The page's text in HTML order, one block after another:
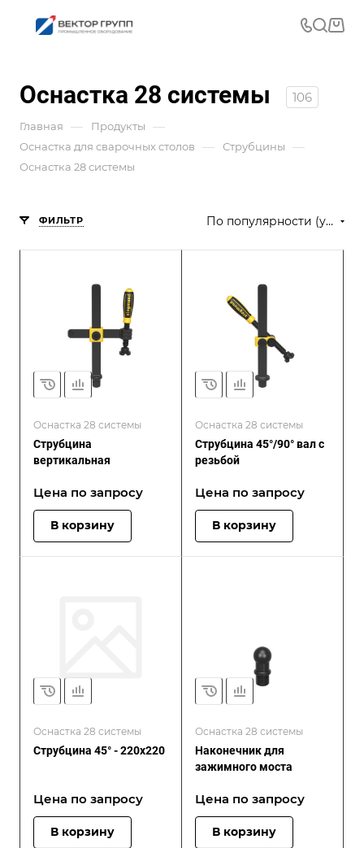
Оснастка 28 системы 106
Главная — Продукты —
Оснастка для сварочных столов — Струбцины —
Оснастка 28 системы
ФИЛЬТР По популярности (убывание)
Оснастка 28 системы
Струбцина
вертикальная
Цена по запросу
В корзину
Оснастка 28 системы
Струбцина 45°/90° вал с
резьбой
Цена по запросу
В корзину
Оснастка 28 системы
Струбцина 45° - 220x220
Цена по запросу
В корзину
Оснастка 28 системы
Наконечник для
зажимного моста
Цена по запросу
В корзину